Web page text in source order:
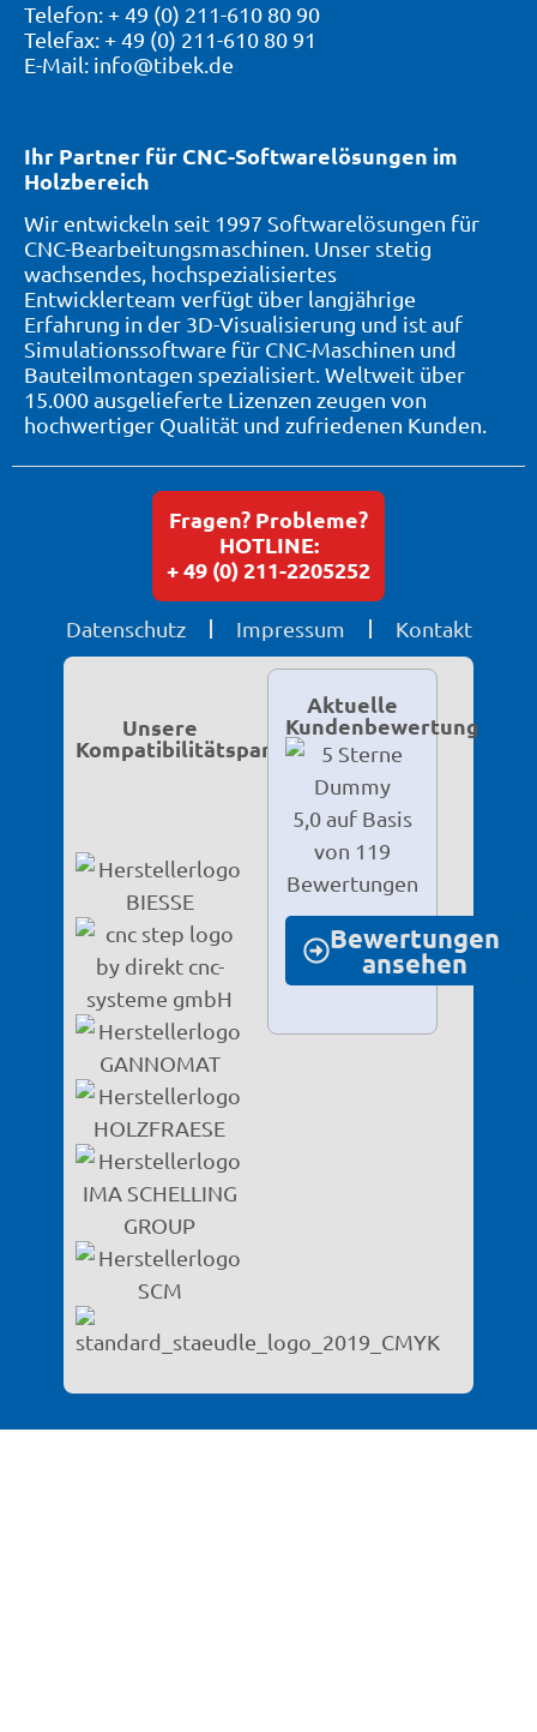
Ihr Partner für CNC-Softwarelösungen im
Holzbereich
Wir entwickeln seit 1997 Softwarelösungen für
CNC-Bearbeitungsmaschinen. Unser stetig
wachsendes, hochspezialisiertes
Entwicklerteam verfügt über langjährige
Erfahrung in der 3D-Visualisierung und ist auf
Simulationssoftware für CNC-Maschinen und
Bauteilmontagen spezialisiert. Weltweit über
15.000 ausgelieferte Lizenzen zeugen von
hochwertiger Qualität und zufriedenen Kunden.
Telefon: + 49 (0) 211-610 80 90
Telefax: + 49 (0) 211-610 80 91
E-Mail: info@tibek.de
Datenschutz Impressum Kontakt
Fragen? Probleme?
HOTLINE:
+ 49 (0) 211-2205252
Unsere
Kompatibilitätspartner
Aktuelle
Kundenbewertung
5,0 auf Basis
von 119
Bewertungen
Bewertungen
ansehen